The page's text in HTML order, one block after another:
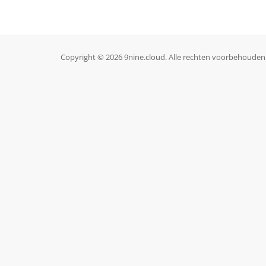
Copyright © 2026 9nine.cloud. Alle rechten